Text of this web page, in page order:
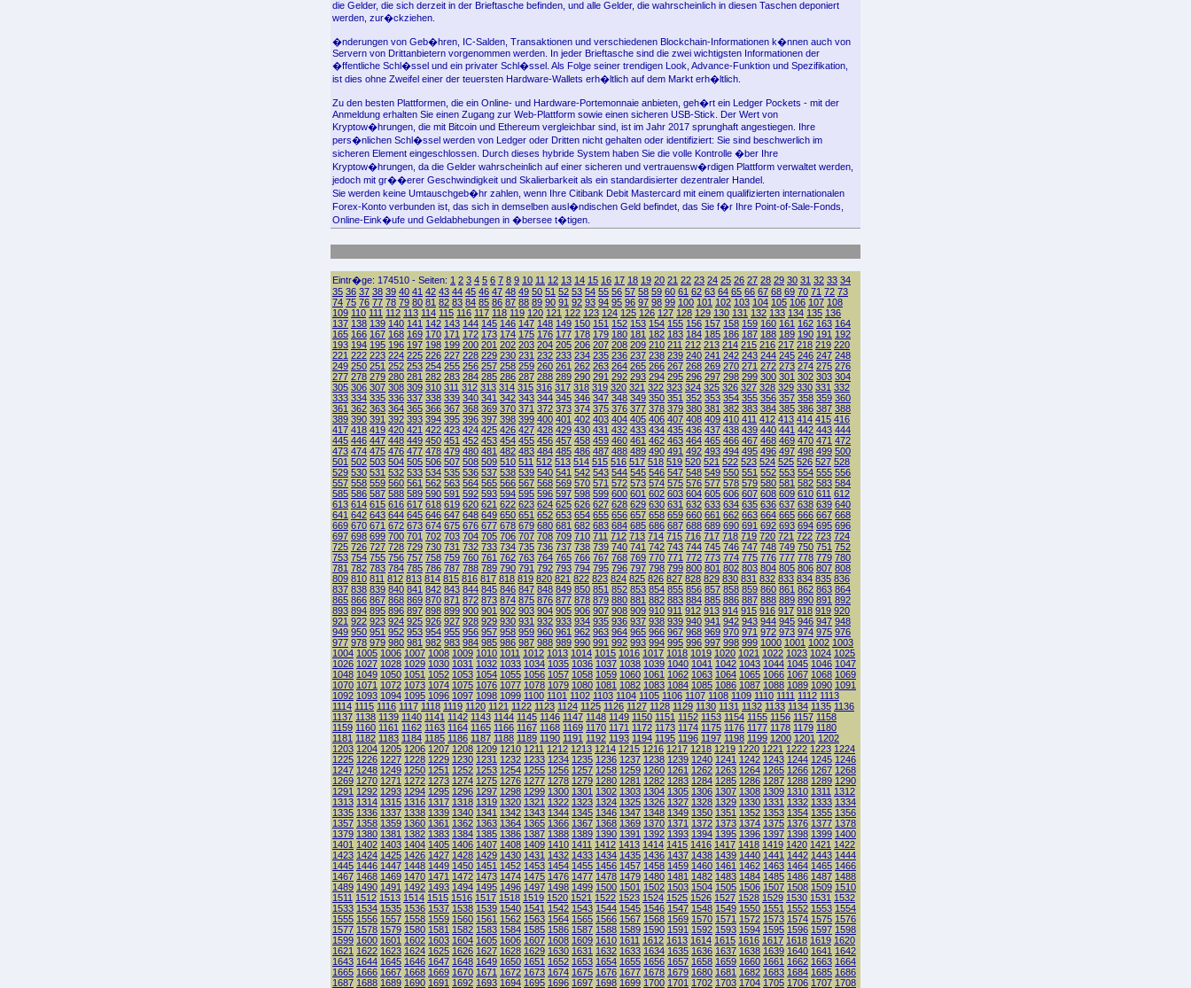
die Gelder, die sich derzeit in der Brieftasche befinden, und alle Gelder, die wahrscheinlich in diesen Taschen deponiert
werden, zur�ckziehen.
�nderungen von Geb�hren, IC-Salden, Transaktionen und verschiedenen Blockchain-Informationen k�nnen auch von
Servern von Drittanbietern vorgenommen werden. In jeder Brieftasche sind die zwei wichtigsten Informationen der
�ffentliche Schl�ssel und ein privater Schl�ssel. Als Folge seiner trendigen Look, Advance-Funktion und Spezifikation,
ist dies ohne Zweifel einer der teuersten Hardware-Wallets erh�ltlich auf dem Markt erh�ltlich.
Zu den besten Plattformen, die ein Online- und Hardware-Portemonnaie anbieten, geh�rt ein Ledger Pockets - mit der
Anmeldung erhalten Sie einen Zugang zur Web-Plattform sowie einen sicheren USB-Stick. Der Wert von
Kryptow�hrungen, die mit Bitcoin und Ethereum vergleichbar sind, ist im Jahr 2017 sprunghaft angestiegen. Ihre
pers�nlichen Schl�ssel werden von Ledger oder Dritten nicht gehalten oder identifiziert: Sie sind beschwerlich im
sicheren Element eingeschlossen. Durch dieses hybride System haben Sie die volle Kontrolle �ber Ihre
Kryptow�hrungen, da die Gelder wahrscheinlich auf einer sicheren und vertrauensw�rdigen Plattform verwaltet werden,
jedoch mit gr��erer Geschwindigkeit und Skalierbarkeit als ein standardisierter dezentraler Handel.
Sie werden keine Umtauschgeb�hr zahlen, wenn Ihre Citibank Debit Mastercard mit einem qualifizierten internationalen
Forex-Konto verbunden ist, das sich in demselben ausl�ndischen Geld befindet, das Sie f�r Ihre Point-of-Sale-Fonds,
Online-Eink�ufe und Geldabhebungen in �bersee t�tigen.
Eintr�ge: 174510 - Seiten: 1 2 3 4 5 6 7 8 9 10 11 12 13 14 15 16 17 18 19 20 21 22 23 24 25 26 27 28 29 30 31 32 33 34
35 36 37 38 39 40 41 42 43 44 45 46 47 48 49 50 51 52 53 54 55 56 57 58 59 60 61 62 63 64 65 66 67 68 69 70 71 72 73
74 75 76 77 78 79 80 81 82 83 84 85 86 87 88 89 90 91 92 93 94 95 96 97 98 99 100 101 102 103 104 105 106 107 108
109 110 111 112 113 114 115 116 117 118 119 120 121 122 123 124 125 126 127 128 129 130 131 132 133 134 135 136
137 138 139 140 141 142 143 144 145 146 147 148 149 150 151 152 153 154 155 156 157 158 159 160 161 162 163 164
165 166 167 168 169 170 171 172 173 174 175 176 177 178 179 180 181 182 183 184 185 186 187 188 189 190 191 192
193 194 195 196 197 198 199 200 201 202 203 204 205 206 207 208 209 210 211 212 213 214 215 216 217 218 219 220
221 222 223 224 225 226 227 228 229 230 231 232 233 234 235 236 237 238 239 240 241 242 243 244 245 246 247 248
249 250 251 252 253 254 255 256 257 258 259 260 261 262 263 264 265 266 267 268 269 270 271 272 273 274 275 276
277 278 279 280 281 282 283 284 285 286 287 288 289 290 291 292 293 294 295 296 297 298 299 300 301 302 303 304
305 306 307 308 309 310 311 312 313 314 315 316 317 318 319 320 321 322 323 324 325 326 327 328 329 330 331 332
333 334 335 336 337 338 339 340 341 342 343 344 345 346 347 348 349 350 351 352 353 354 355 356 357 358 359 360
361 362 363 364 365 366 367 368 369 370 371 372 373 374 375 376 377 378 379 380 381 382 383 384 385 386 387 388
389 390 391 392 393 394 395 396 397 398 399 400 401 402 403 404 405 406 407 408 409 410 411 412 413 414 415 416
417 418 419 420 421 422 423 424 425 426 427 428 429 430 431 432 433 434 435 436 437 438 439 440 441 442 443 444
445 446 447 448 449 450 451 452 453 454 455 456 457 458 459 460 461 462 463 464 465 466 467 468 469 470 471 472
473 474 475 476 477 478 479 480 481 482 483 484 485 486 487 488 489 490 491 492 493 494 495 496 497 498 499 500
501 502 503 504 505 506 507 508 509 510 511 512 513 514 515 516 517 518 519 520 521 522 523 524 525 526 527 528
529 530 531 532 533 534 535 536 537 538 539 540 541 542 543 544 545 546 547 548 549 550 551 552 553 554 555 556
557 558 559 560 561 562 563 564 565 566 567 568 569 570 571 572 573 574 575 576 577 578 579 580 581 582 583 584
585 586 587 588 589 590 591 592 593 594 595 596 597 598 599 600 601 602 603 604 605 606 607 608 609 610 611 612
613 614 615 616 617 618 619 620 621 622 623 624 625 626 627 628 629 630 631 632 633 634 635 636 637 638 639 640
641 642 643 644 645 646 647 648 649 650 651 652 653 654 655 656 657 658 659 660 661 662 663 664 665 666 667 668
669 670 671 672 673 674 675 676 677 678 679 680 681 682 683 684 685 686 687 688 689 690 691 692 693 694 695 696
697 698 699 700 701 702 703 704 705 706 707 708 709 710 711 712 713 714 715 716 717 718 719 720 721 722 723 724
725 726 727 728 729 730 731 732 733 734 735 736 737 738 739 740 741 742 743 744 745 746 747 748 749 750 751 752
753 754 755 756 757 758 759 760 761 762 763 764 765 766 767 768 769 770 771 772 773 774 775 776 777 778 779 780
781 782 783 784 785 786 787 788 789 790 791 792 793 794 795 796 797 798 799 800 801 802 803 804 805 806 807 808
809 810 811 812 813 814 815 816 817 818 819 820 821 822 823 824 825 826 827 828 829 830 831 832 833 834 835 836
837 838 839 840 841 842 843 844 845 846 847 848 849 850 851 852 853 854 855 856 857 858 859 860 861 862 863 864
865 866 867 868 869 870 871 872 873 874 875 876 877 878 879 880 881 882 883 884 885 886 887 888 889 890 891 892
893 894 895 896 897 898 899 900 901 902 903 904 905 906 907 908 909 910 911 912 913 914 915 916 917 918 919 920
921 922 923 924 925 926 927 928 929 930 931 932 933 934 935 936 937 938 939 940 941 942 943 944 945 946 947 948
949 950 951 952 953 954 955 956 957 958 959 960 961 962 963 964 965 966 967 968 969 970 971 972 973 974 975 976
977 978 979 980 981 982 983 984 985 986 987 988 989 990 991 992 993 994 995 996 997 998 999 1000 1001 1002 1003
1004 1005 1006 1007 1008 1009 1010 1011 1012 1013 1014 1015 1016 1017 1018 1019 1020 1021 1022 1023 1024 1025
1026 1027 1028 1029 1030 1031 1032 1033 1034 1035 1036 1037 1038 1039 1040 1041 1042 1043 1044 1045 1046 1047
1048 1049 1050 1051 1052 1053 1054 1055 1056 1057 1058 1059 1060 1061 1062 1063 1064 1065 1066 1067 1068 1069
1070 1071 1072 1073 1074 1075 1076 1077 1078 1079 1080 1081 1082 1083 1084 1085 1086 1087 1088 1089 1090 1091
1092 1093 1094 1095 1096 1097 1098 1099 1100 1101 1102 1103 1104 1105 1106 1107 1108 1109 1110 1111 1112 1113
1114 1115 1116 1117 1118 1119 1120 1121 1122 1123 1124 1125 1126 1127 1128 1129 1130 1131 1132 1133 1134 1135 1136
1137 1138 1139 1140 1141 1142 1143 1144 1145 1146 1147 1148 1149 1150 1151 1152 1153 1154 1155 1156 1157 1158
1159 1160 1161 1162 1163 1164 1165 1166 1167 1168 1169 1170 1171 1172 1173 1174 1175 1176 1177 1178 1179 1180
1181 1182 1183 1184 1185 1186 1187 1188 1189 1190 1191 1192 1193 1194 1195 1196 1197 1198 1199 1200 1201 1202
1203 1204 1205 1206 1207 1208 1209 1210 1211 1212 1213 1214 1215 1216 1217 1218 1219 1220 1221 1222 1223 1224
1225 1226 1227 1228 1229 1230 1231 1232 1233 1234 1235 1236 1237 1238 1239 1240 1241 1242 1243 1244 1245 1246
1247 1248 1249 1250 1251 1252 1253 1254 1255 1256 1257 1258 1259 1260 1261 1262 1263 1264 1265 1266 1267 1268
1269 1270 1271 1272 1273 1274 1275 1276 1277 1278 1279 1280 1281 1282 1283 1284 1285 1286 1287 1288 1289 1290
1291 1292 1293 1294 1295 1296 1297 1298 1299 1300 1301 1302 1303 1304 1305 1306 1307 1308 1309 1310 1311 1312
1313 1314 1315 1316 1317 1318 1319 1320 1321 1322 1323 1324 1325 1326 1327 1328 1329 1330 1331 1332 1333 1334
1335 1336 1337 1338 1339 1340 1341 1342 1343 1344 1345 1346 1347 1348 1349 1350 1351 1352 1353 1354 1355 1356
1357 1358 1359 1360 1361 1362 1363 1364 1365 1366 1367 1368 1369 1370 1371 1372 1373 1374 1375 1376 1377 1378
1379 1380 1381 1382 1383 1384 1385 1386 1387 1388 1389 1390 1391 1392 1393 1394 1395 1396 1397 1398 1399 1400
1401 1402 1403 1404 1405 1406 1407 1408 1409 1410 1411 1412 1413 1414 1415 1416 1417 1418 1419 1420 1421 1422
1423 1424 1425 1426 1427 1428 1429 1430 1431 1432 1433 1434 1435 1436 1437 1438 1439 1440 1441 1442 1443 1444
1445 1446 1447 1448 1449 1450 1451 1452 1453 1454 1455 1456 1457 1458 1459 1460 1461 1462 1463 1464 1465 1466
1467 1468 1469 1470 1471 1472 1473 1474 1475 1476 1477 1478 1479 1480 1481 1482 1483 1484 1485 1486 1487 1488
1489 1490 1491 1492 1493 1494 1495 1496 1497 1498 1499 1500 1501 1502 1503 1504 1505 1506 1507 1508 1509 1510
1511 1512 1513 1514 1515 1516 1517 1518 1519 1520 1521 1522 1523 1524 1525 1526 1527 1528 1529 1530 1531 1532
1533 1534 1535 1536 1537 1538 1539 1540 1541 1542 1543 1544 1545 1546 1547 1548 1549 1550 1551 1552 1553 1554
1555 1556 1557 1558 1559 1560 1561 1562 1563 1564 1565 1566 1567 1568 1569 1570 1571 1572 1573 1574 1575 1576
1577 1578 1579 1580 1581 1582 1583 1584 1585 1586 1587 1588 1589 1590 1591 1592 1593 1594 1595 1596 1597 1598
1599 1600 1601 1602 1603 1604 1605 1606 1607 1608 1609 1610 1611 1612 1613 1614 1615 1616 1617 1618 1619 1620
1621 1622 1623 1624 1625 1626 1627 1628 1629 1630 1631 1632 1633 1634 1635 1636 1637 1638 1639 1640 1641 1642
1643 1644 1645 1646 1647 1648 1649 1650 1651 1652 1653 1654 1655 1656 1657 1658 1659 1660 1661 1662 1663 1664
1665 1666 1667 1668 1669 1670 1671 1672 1673 1674 1675 1676 1677 1678 1679 1680 1681 1682 1683 1684 1685 1686
1687 1688 1689 1690 1691 1692 1693 1694 1695 1696 1697 1698 1699 1700 1701 1702 1703 1704 1705 1706 1707 1708